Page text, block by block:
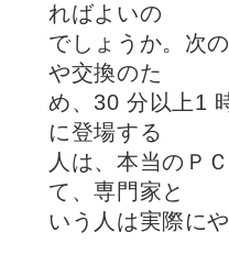
ればよいの
でしょうか。次
や交換のた
め、30 分以上1
に登場する
人は、本当のＰ
て、専門家と
いう人は実際に